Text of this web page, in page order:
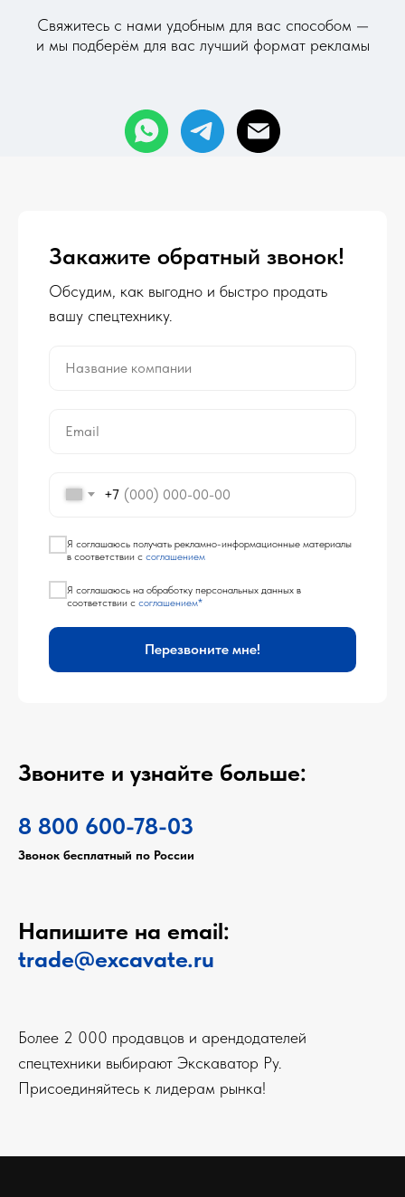
Свяжитесь с нами удобным для вас способом —
и мы подберём для вас лучший формат рекламы
Закажите обратный звонок!
Обсудим, как выгодно и быстро продать
вашу спецтехнику.
Название компании
Email
+7
Я соглашаюсь получать рекламно-информационные материалы
в соответствии с соглашением
Я соглашаюсь на обработку персональных данных в
соответствии с соглашением*
Перезвоните мне!
Звоните и узнайте больше:
8 800 600-78-03
Звонок бесплатный по России
Напишите на email:
trade@excavate.ru
Более 2 000 продавцов и арендодателей
спецтехники выбирают Экскаватор Ру.
Присоединяйтесь к лидерам рынка!